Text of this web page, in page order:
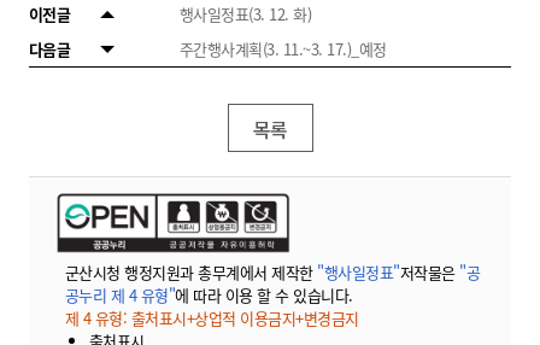
이전글
행사일정표(3. 12. 화)
다음글
주간행사계획(3. 11.~3. 17.)_예정
목록
군산시청 행정지원과 총무계에서 제작한 "행사일정표"저작물은 "공
공누리 제 4 유형"에 따라 이용 할 수 있습니다.
제 4 유형: 출처표시+상업적 이용금지+변경금지